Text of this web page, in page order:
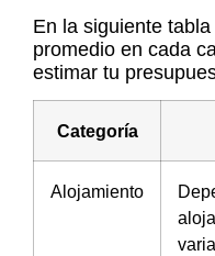
En la siguiente
promedio en cada
estimar tu
Categoría
Alojamiento